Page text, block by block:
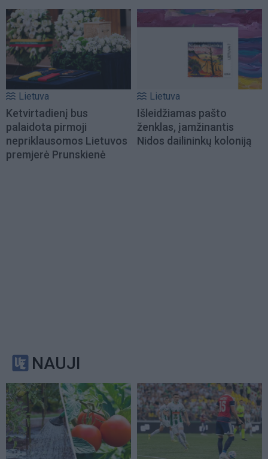
Lietuva
Ketvirtadienį bus
palaidota pirmoji
nepriklausomos Lietuvos
premjerė Prunskienė
Lietuva
Išleidžiamas pašto
ženklas, įamžinantis
Nidos dailininkų koloniją
NAUJI